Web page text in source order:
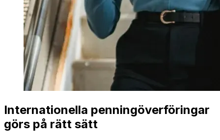
Internationella penningöverföringar
görs på rätt sätt